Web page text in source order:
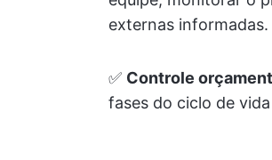
externas informadas.
✅ Controle
fases do ciclo de